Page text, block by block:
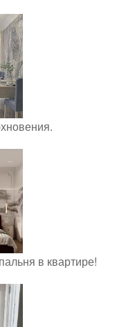
в квартире!